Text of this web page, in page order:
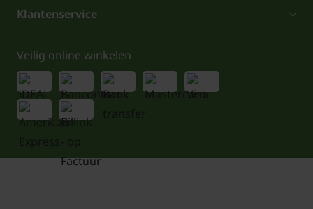
Klantenservice
Veilig online winkelen